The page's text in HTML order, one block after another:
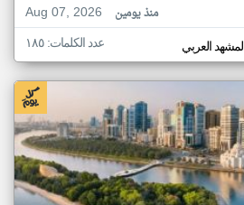
Aug 07, 2026
منذ يومين
العربي عدد الكلمات: ١٨٥